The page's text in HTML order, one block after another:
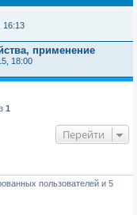
16:13
применение
18:00
1
Перейти
пользователей и 5